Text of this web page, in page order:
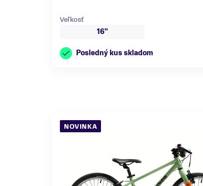
Veľkosť
16"
Posledný kus skladom
NOVINKA